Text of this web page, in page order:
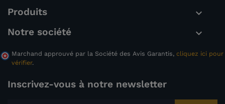
Produits 
Notre société 
Marchand approuvé par la Société des Avis Garantis, cliquez ici pour
vérifier.
Inscrivez-vous à notre newsletter